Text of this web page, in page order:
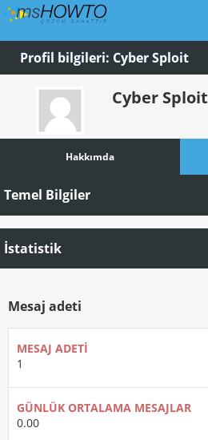
Profil bilgileri: Cyber Sploit
Cyber Sploit
Hakkımda
Temel Bilgiler
İstatistik
Mesaj adeti
MESAJ ADETI
1
GÜNLÜK ORTALAMA MESAJLAR
0.00